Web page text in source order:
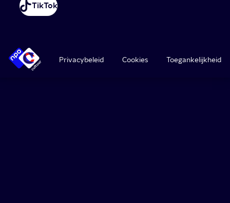
TikTok
Privacybeleid Cookies Toegankelijkheid